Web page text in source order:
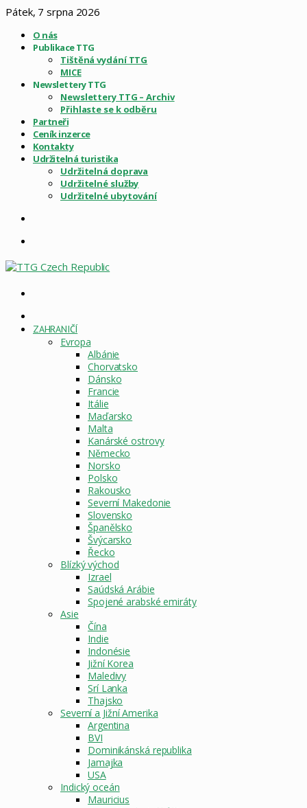
Pátek, 7 srpna 2026
O nás
Publikace TTG
Tištěná vydání TTG
MICE
Newslettery TTG
Newslettery TTG – Archiv
Přihlaste se k odběru
Partneři
Ceník inzerce
Kontakty
Udržitelná turistika
Udržitelná doprava
Udržitelné služby
Udržitelné ubytování
STRÁNKA
ZAHRANIČÍ
Evropa
Albánie
Chorvatsko
Dánsko
Francie
Itálie
Maďarsko
Malta
Kanárské ostrovy
Německo
Norsko
Polsko
Rakousko
Severní Makedonie
Slovensko
Španělsko
Švýcarsko
Řecko
Blízký východ
Izrael
Saúdská Arábie
Spojené arabské emiráty
Asie
Čína
Indie
Indonésie
Jižní Korea
Maledivy
Srí Lanka
Thajsko
Severní a Jižní Amerika
Argentina
BVI
Dominikánská republika
Jamajka
USA
Indický oceán
Mauricius